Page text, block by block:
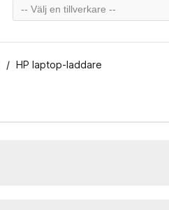
-- Välj en tillverkare --
HP laptop-laddare